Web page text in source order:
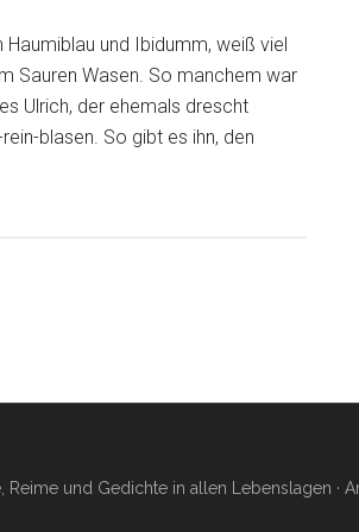
und Ibidumm, weiß viel
Sauren Wasen. So manchem war
Ulrich, der ehemals drescht
blasen. So gibt es ihn, den
Reime und Gedichte in allen Lebenslagen ·